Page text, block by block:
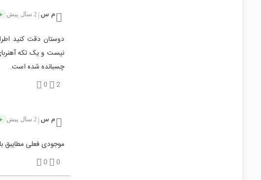
م س 2 سال پیش
نیست و یک تکه
چسبانده شده است.
2
0
م س 2 سال پیش
موجودی فعلی مطایبق
0
0